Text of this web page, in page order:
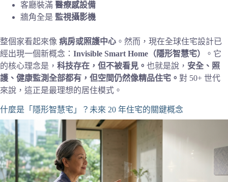
客廳裝滿 醫療感設備
牆角全是 監視攝影機
整個家看起來像 病房或照護中心 。然而，現在全球住宅設計已
經出現一個新概念： Invisible Smart Home（隱形智慧宅）
。它
的核心理念是， 科技存在，但不被看見。 也就是說， 安全、照
護、健康監測全部都有，但空間仍然像精品住宅。 對 50+ 世代
來說，這正是最理想的居住模式。
什麼是「隱形智慧宅」？未來 20 年住宅的關鍵概念